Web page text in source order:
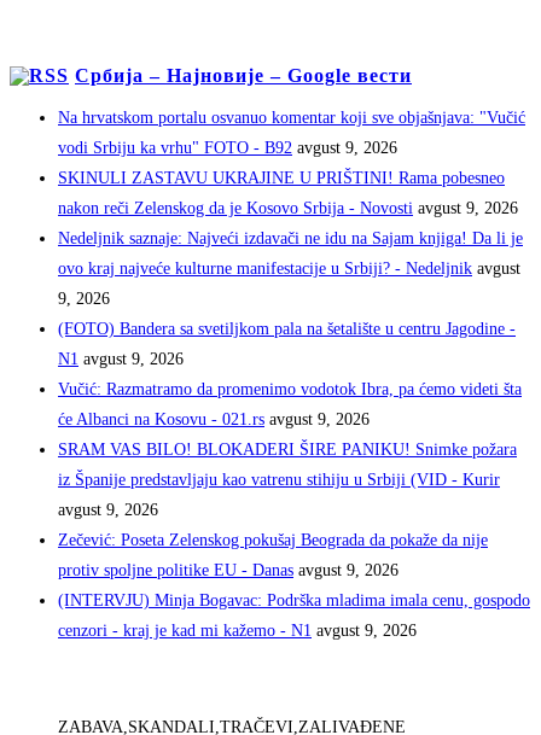
Србија – Најновије – Google вести
Na hrvatskom portalu osvanuo komentar koji sve objašnjava: "Vučić
vodi Srbiju ka vrhu" FOTO - B92 avgust 9, 2026
SKINULI ZASTAVU UKRAJINE U PRIŠTINI! Rama pobesneo
nakon reči Zelenskog da je Kosovo Srbija - Novosti avgust 9, 2026
Nedeljnik saznaje: Najveći izdavači ne idu na Sajam knjiga! Da li je
ovo kraj najveće kulturne manifestacije u Srbiji? - Nedeljnik avgust
9, 2026
(FOTO) Bandera sa svetiljkom pala na šetalište u centru Jagodine -
N1 avgust 9, 2026
Vučić: Razmatramo da promenimo vodotok Ibra, pa ćemo videti šta
će Albanci na Kosovu - 021.rs avgust 9, 2026
SRAM VAS BILO! BLOKADERI ŠIRE PANIKU! Snimke požara
iz Španije predstavljaju kao vatrenu stihiju u Srbiji (VID - Kurir
avgust 9, 2026
Zečević: Poseta Zelenskog pokušaj Beograda da pokaže da nije
protiv spoljne politike EU - Danas avgust 9, 2026
(INTERVJU) Minja Bogavac: Podrška mladima imala cenu, gospodo
cenzori - kraj je kad mi kažemo - N1 avgust 9, 2026
ZABAVA,SKANDALI,TRAČEVI,ZALIVAĐENE